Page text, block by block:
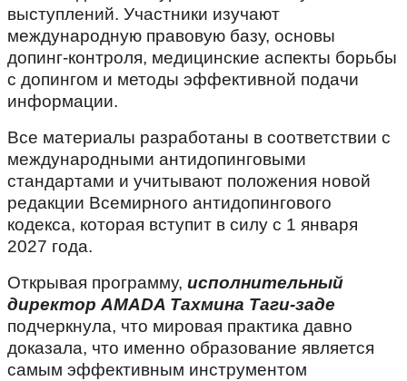
выступлений. Участники изучают
международную правовую базу, основы
допинг-контроля, медицинские аспекты борьбы
с допингом и методы эффективной подачи
информации.
Все материалы разработаны в соответствии с
международными антидопинговыми
стандартами и учитывают положения новой
редакции Всемирного антидопингового
кодекса, которая вступит в силу с 1 января
2027 года.
Открывая программу, исполнительный
директор AMADA Тахмина Таги-заде
подчеркнула, что мировая практика давно
доказала, что именно образование является
самым эффективным инструментом